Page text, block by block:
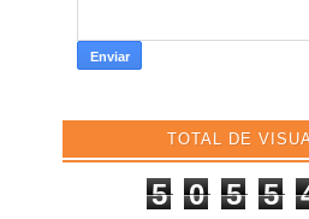
TOTAL DE
5 0 5 5